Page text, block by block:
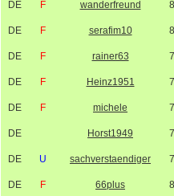
DE F wanderfreund
DE F serafim10
DE F rainer63
DE F Heinz1951
DE F michele
DE Horst1949
DE U sachverstaendiger
DE F 66plus